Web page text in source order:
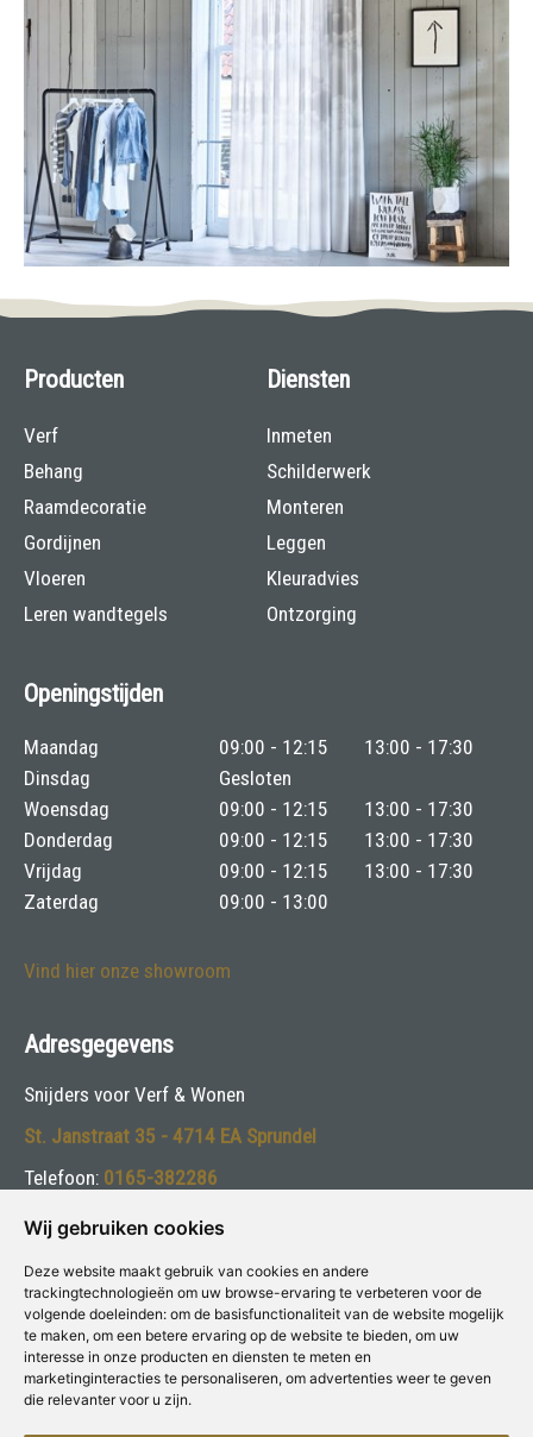
Wij gebruiken cookies
Deze website maakt gebruik van cookies en andere
trackingtechnologieën om uw browse-ervaring te verbeteren voor de
volgende doeleinden: om de basisfunctionaliteit van de website mogelijk
te maken, om een betere ervaring op de website te bieden, om uw
interesse in onze producten en diensten te meten en
marketinginteracties te personaliseren, om advertenties weer te geven
die relevanter voor u zijn.
Producten
Verf
Behang
Raamdecoratie
Gordijnen
Vloeren
Leren wandtegels
Diensten
Inmeten
Schilderwerk
Monteren
Leggen
Kleuradvies
Ontzorging
Openingstijden
Maandag 09:00 - 12:15
13:00 - 17:30
Dinsdag
Gesloten
Woensdag
09:00 - 12:15
13:00 - 17:30
Donderdag
09:00 - 12:15
13:00 - 17:30
Vrijdag
09:00 - 12:15
13:00 - 17:30
Zaterdag
09:00 - 13:00
Vind hier onze showroom
Adresgegevens
Snijders voor Verf & Wonen
St. Janstraat 35 - 4714 EA Sprundel
Telefoon: 0165-382286
E-mail:info@snijdersverfenwonen.nl
Volg ons: